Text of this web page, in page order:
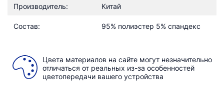
Производитель: Китай
Состав: 95% полиэстер 5% спандекс
Цвета материалов на сайте могут незначительно
отличаться от реальных из-за особенностей
цветопередачи вашего устройства